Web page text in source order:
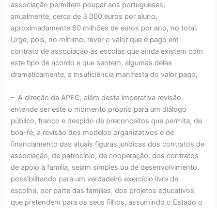
associação permitem poupar aos portugueses,
anualmente, cerca de 3 000 euros por aluno,
aproximadamente 60 milhões de euros por ano, no total.
Urge, pois, no mínimo, rever o valor que é pago em
contrato de associação às escolas que ainda existem com
este tipo de acordo e que sentem, algumas delas
dramaticamente, a insuficiência manifesta do valor pago;
– A direção da APEC, além desta imperativa revisão,
entende ser este o momento próprio para um diálogo
público, franco e despido de preconceitos que permita, de
boa-fé, a revisão dos modelos organizativos e de
financiamento das atuais figuras jurídicas dos contratos de
associação, de patrocínio, de cooperação, dos contratos
de apoio à família, sejam simples ou de desenvolvimento,
possibilitando para um verdadeiro exercício livre de
escolha, por parte das famílias, dos projetos educativos
que pretendem para os seus filhos, assumindo o Estado o